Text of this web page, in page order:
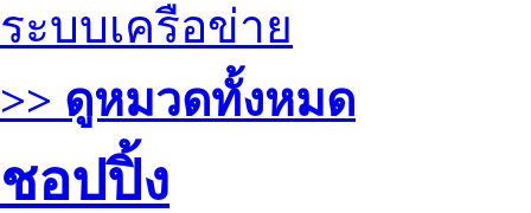
ระบบเครือข่าย
>> ดูหมวดทั้งหมด
ชอปปิ้ง